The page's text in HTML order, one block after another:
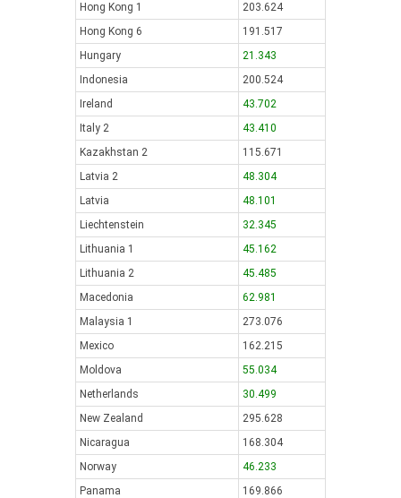
Hong Kong 1
203.624
Hong Kong 6
191.517
Hungary
21.343
Indonesia
200.524
Ireland
43.702
Italy 2
43.410
Kazakhstan 2
115.671
Latvia 2
48.304
Latvia
48.101
Liechtenstein
32.345
Lithuania 1
45.162
Lithuania 2
45.485
Macedonia
62.981
Malaysia 1
273.076
Mexico
162.215
Moldova
55.034
Netherlands
30.499
New Zealand
295.628
Nicaragua
168.304
Norway
46.233
Panama
169.866